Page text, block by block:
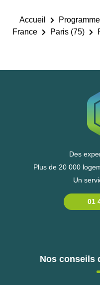
Accueil
France
Paris (75)
Des
Plus de 20 000
Un
01
Nos conseils